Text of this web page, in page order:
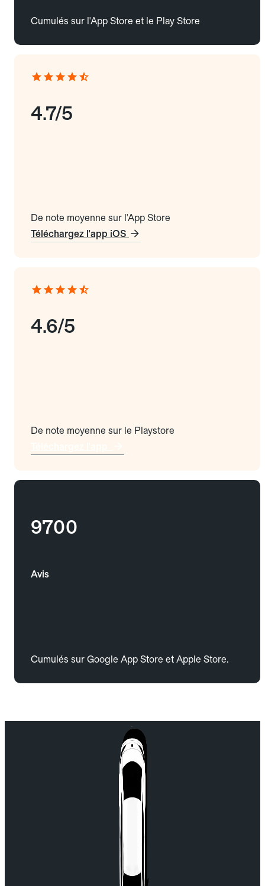
Cumulés sur l'App Store et le Play Store
4.7/5
De note moyenne sur l'App Store
Téléchargez l'app iOS
4.6/5
De note moyenne sur le Playstore
9700
Avis
Cumulés sur Google App Store et Apple Store.